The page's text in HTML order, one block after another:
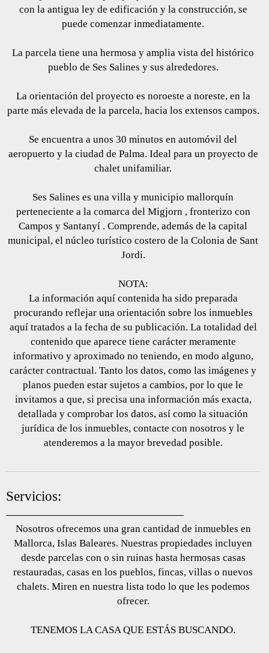
con la antigua ley de edificación y la construcción, se
puede comenzar inmediatamente.
La parcela tiene una hermosa y amplia vista del histórico
pueblo de Ses Salines y sus alrededores.
La orientación del proyecto es noroeste a noreste, en la
parte más elevada de la parcela, hacia los extensos campos.
Se encuentra a unos 30 minutos en automóvil del
aeropuerto y la ciudad de Palma. Ideal para un proyecto de
chalet unifamiliar.
Ses Salines es una villa y municipio mallorquín
perteneciente a la comarca del Migjorn , fronterizo con
Campos y Santanyí . Comprende, además de la capital
municipal, el núcleo turístico costero de la Colonia de Sant
Jordi.
NOTA:
La información aquí contenida ha sido preparada
procurando reflejar una orientación sobre los inmuebles
aquí tratados a la fecha de su publicación. La totalidad del
contenido que aparece tiene carácter meramente
informativo y aproximado no teniendo, en modo alguno,
carácter contractual. Tanto los datos, como las imágenes y
planos pueden estar sujetos a cambios, por lo que le
invitamos a que, si precisa una información más exacta,
detallada y comprobar los datos, así como la situación
jurídica de los inmuebles, contacte con nosotros y le
atenderemos a la mayor brevedad posible.
Servicios:
Nosotros ofrecemos una gran cantidad de inmuebles en
Mallorca, Islas Baleares. Nuestras propiedades incluyen
desde parcelas con o sin ruinas hasta hermosas casas
restauradas, casas en los pueblos, fincas, villas o nuevos
chalets. Miren en nuestra lista todo lo que les podemos
ofrecer.
TENEMOS LA CASA QUE ESTÁS BUSCANDO.